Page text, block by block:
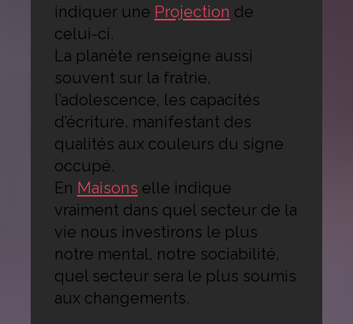
indiquer une Projection de
celui-ci.
La planète renseigne aussi
souvent sur la fratrie,
l’adolescence, les capacités
d’écriture, manifestant des
qualités aux couleurs du signe
occupé.
En Maisons elle indique
vraiment dans quel secteur de la
vie nous investirons le plus
notre mental, notre sociabilité,
quel secteur sera le plus soumis
aux changements.